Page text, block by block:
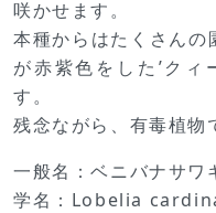
咲かせます。
本種からはたくさんの
が赤紫色をした’クィ
す。
残念ながら、有毒植物
一般名：ベニバナサワ
学名：Lobelia